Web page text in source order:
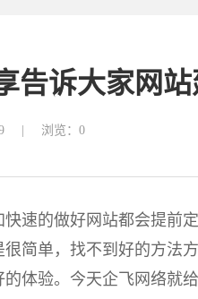
告诉大家网
浏览： 0
速的做好网站都会提前
简单，找不到好的方法
体验。今天企飞网络就